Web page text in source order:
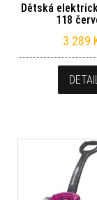
Dětská
118
3 289